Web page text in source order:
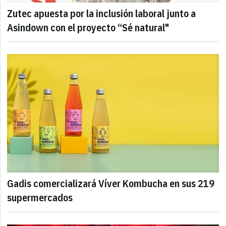
Zutec apuesta por la inclusión laboral junto a
Asindown con el proyecto “Sé natural"
Gadis comercializará Víver Kombucha en sus 219
supermercados